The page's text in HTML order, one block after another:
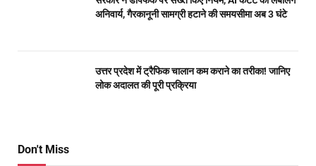
अनिवार्य, गैरकानूनी सामग्री हटाने की समयसीमा अब 3 घंटे
उत्तर प्रदेश में ट्रैफिक चालान कम कराने का तरीका! जानिए
लोक अदालत की पूरी प्रक्रिया
Don't Miss